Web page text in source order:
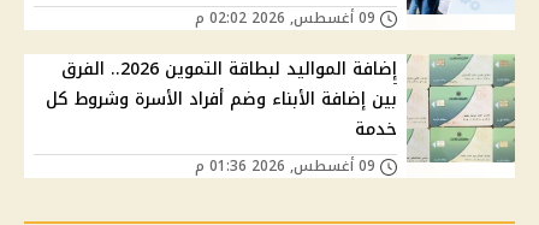
إضافة المواليد لبطاقة التموين 2026.. الفرق
بين إضافة الأبناء وضم أفراد الأسرة وشروط كل
خدمة